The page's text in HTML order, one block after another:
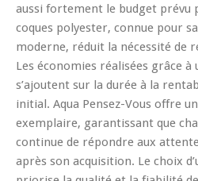
aussi fortement le budget prévu
coques polyester, connue pour
moderne, réduit la nécessité de
Les économies réalisées grâce
s’ajoutent sur la durée à la
initial. Aqua Pensez-Vous offre
exemplaire, garantissant que
continue de répondre aux
après son acquisition. Le choix